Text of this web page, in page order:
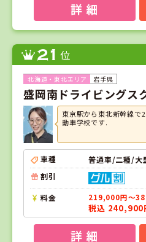
詳 細
21 位
岩手県
盛岡南ドライビングス
東京駅から東北新幹線で
動車学校です.
車種
普通車/二種/大
割引
料金 219,000円～
税込
詳 細